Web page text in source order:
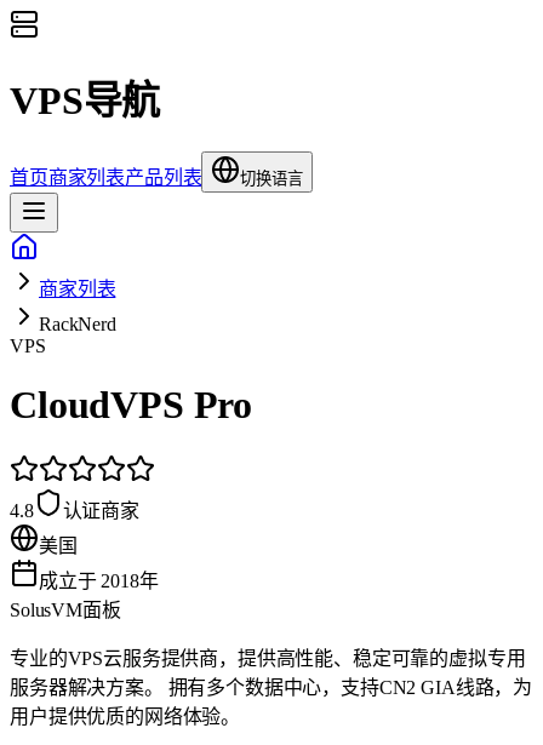
VPS导航
首页商家列表产品列表 切换语言
商家列表
RackNerd
VPS
CloudVPS Pro
4.8
认证商家
美国
成立于 2018年
SolusVM面板
专业的VPS云服务提供商，提供高性能、稳定可靠的虚拟专用
服务器解决方案。 拥有多个数据中心，支持CN2 GIA线路，为
用户提供优质的网络体验。